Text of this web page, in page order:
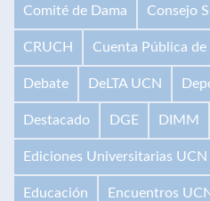
Comité de Dama Consejo
CRUCH Cuenta Pública de
Debate DeLTA UCN
Destacado DGE DIMM
Ediciones Universitarias UCN
Educación Encuentros